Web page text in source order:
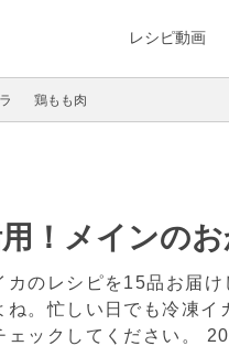
レシピ動画
鶏もも肉
！メインの
のレシピを15品お届け
。忙しい日でも冷凍イ
ックしてください。